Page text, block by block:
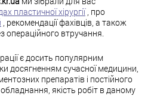
пластичної хірургії, про
, рекомендації фахівців, а також
операційного втручання.
є досить популярним
досягненням сучасної медицини,
препаратів і постійного
якість робіт в даному